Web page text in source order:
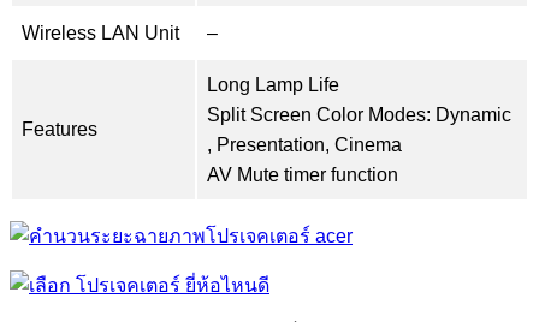
Wireless LAN Unit –
Features
Long Lamp Life
Split Screen Color Modes: Dynamic
, Presentation, Cinema
AV Mute timer function